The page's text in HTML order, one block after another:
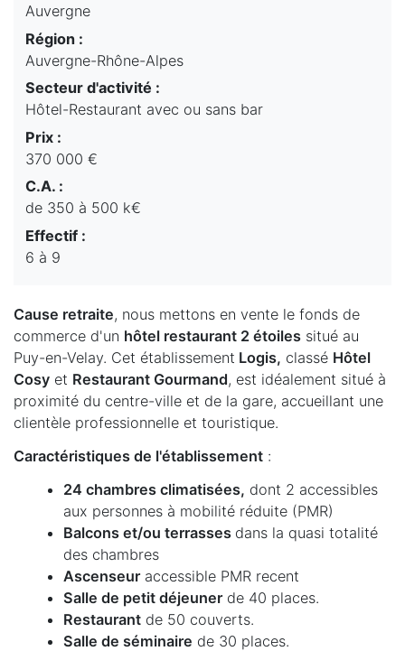
Auvergne
Région :
Auvergne-Rhône-Alpes
Secteur d'activité :
Hôtel-Restaurant avec ou sans bar
Prix :
370 000 €
C.A. :
de 350 à 500 k€
Effectif :
6 à 9
Cause retraite, nous mettons en vente le fonds de
commerce d'un hôtel restaurant 2 étoiles situé au
Puy-en-Velay. Cet établissement Logis, classé Hôtel
Cosy et Restaurant Gourmand, est idéalement situé à
proximité du centre-ville et de la gare, accueillant une
clientèle professionnelle et touristique.
Caractéristiques de l'établissement :
24 chambres climatisées, dont 2 accessibles
aux personnes à mobilité réduite (PMR)
Balcons et/ou terrasses dans la quasi totalité
des chambres
Ascenseuraccessible PMR recent
Salle de petit déjeunerde 40 places.
Restaurant de 50 couverts.
Salle de séminaire de 30 places.